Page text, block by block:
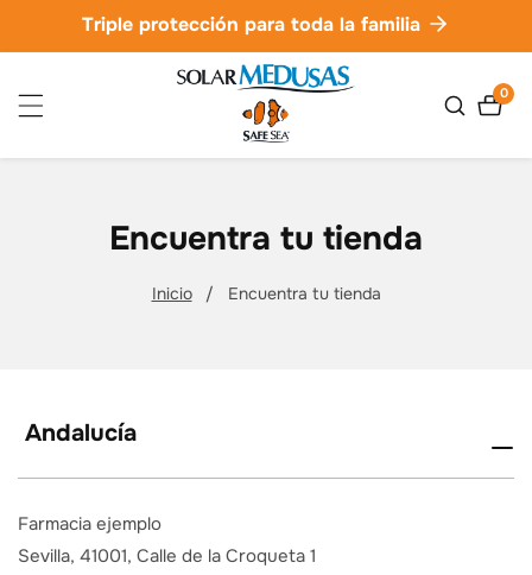
Triple protección para toda la familia
00
Encuentra tu tienda
Inicio Encuentra tu tienda
Andalucía
Farmacia ejemplo
Sevilla, 41001, Calle de la Croqueta 1